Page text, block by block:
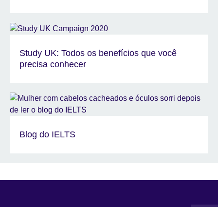
Study UK: Todos os benefícios que você
precisa conhecer
Blog do IELTS